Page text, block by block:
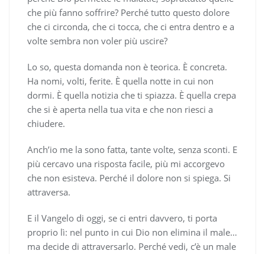
che più fanno soffrire? Perché tutto questo dolore
che ci circonda, che ci tocca, che ci entra dentro e a
volte sembra non voler più uscire?
Lo so, questa domanda non è teorica. È concreta.
Ha nomi, volti, ferite. È quella notte in cui non
dormi. È quella notizia che ti spiazza. È quella crepa
che si è aperta nella tua vita e che non riesci a
chiudere.
Anch’io me la sono fatta, tante volte, senza sconti. E
più cercavo una risposta facile, più mi accorgevo
che non esisteva. Perché il dolore non si spiega. Si
attraversa.
E il Vangelo di oggi, se ci entri davvero, ti porta
proprio lì: nel punto in cui Dio non elimina il male…
ma decide di attraversarlo. Perché vedi, c’è un male